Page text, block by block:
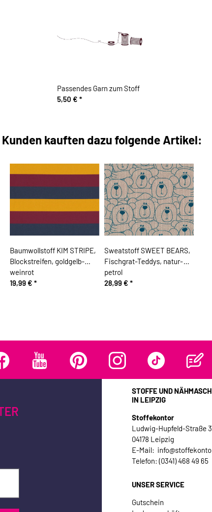
Passendes Garn zum Stoff
5,50 € *
Kunden kauften dazu folgende Artikel:
Baumwollstoff KIM STRIPE,
Blockstreifen, goldgelb-
weinrot
19,99 € *
Sweatstoff SWEET BEARS,
Fischgrat-Teddys, natur-
petrol
28,99 € *
STOFFE UND
IN LEIPZIG
Stoffekontor
Ludwig-Hupfeld-Straße
04178 Leipzig
E-Mail:
Telefon: (0341) 468 49 65
UNSER SERVICE
Gutschein